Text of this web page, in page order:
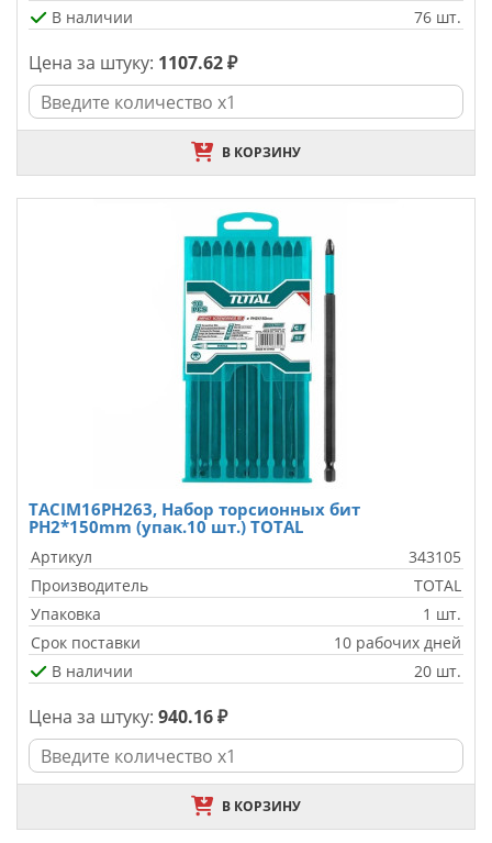
В наличии
76 шт.
Цена за штуку: 1107.62 ₽
В КОРЗИНУ
TACIM16PH263, Набор торсионных бит
PH2*150mm (упак.10 шт.) TOTAL
Артикул
343105
Производитель
TOTAL
Упаковка
1 шт.
Срок поставки
10 рабочих дней
В наличии
20 шт.
Цена за штуку: 940.16 ₽
В КОРЗИНУ